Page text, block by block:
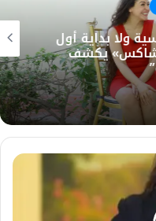
ولا بداية أول
يكشف